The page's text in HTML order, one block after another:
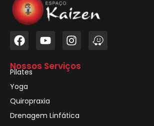
Nossos Serviços
Pilates
Yoga
Quiropraxia
Drenagem Linfática